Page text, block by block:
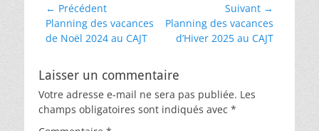
Navigation
de
l’article
← Précédent
Article
précédent :
Planning des vacances
de Noël 2024 au CAJT
Suivant →
Article
suivant :
Planning des vacances
d’Hiver 2025 au CAJT
Laisser un commentaire
Votre adresse e-mail ne sera pas publiée. Les
champs obligatoires sont indiqués avec *